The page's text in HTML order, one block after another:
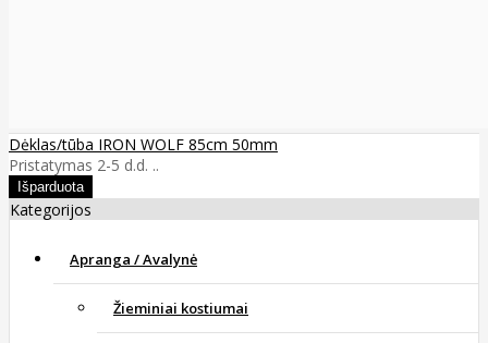
Dėklas/tūba IRON WOLF 85cm 50mm
Pristatymas 2-5 d.d. ..
Kategorijos
Apranga / Avalynė
Žieminiai kostiumai